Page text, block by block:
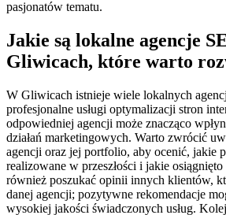
pasjonatów tematu.
Jakie są lokalne agencje
Gliwicach, które warto
W Gliwicach istnieje wiele lokalnych
profesjonalne usługi optymalizacji stron
odpowiedniej agencji może znacząco
działań marketingowych. Warto zwrócić
agencji oraz jej portfolio, aby ocenić, jakie
realizowane w przeszłości i jakie
również poszukać opinii innych klientów,
danej agencji; pozytywne rekomendacje
wysokiej jakości świadczonych usług.